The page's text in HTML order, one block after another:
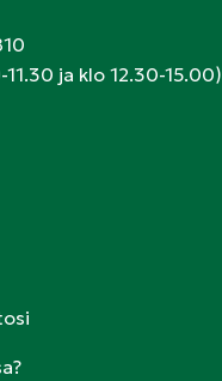
ja klo 12.30-15.00)